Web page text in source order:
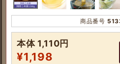
商品番号
本体 1,110円
¥1,198